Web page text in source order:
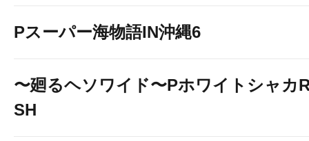
Pスーパー海物語IN沖縄6
〜廻るヘソワイド〜Pホワイトシャカ
SH